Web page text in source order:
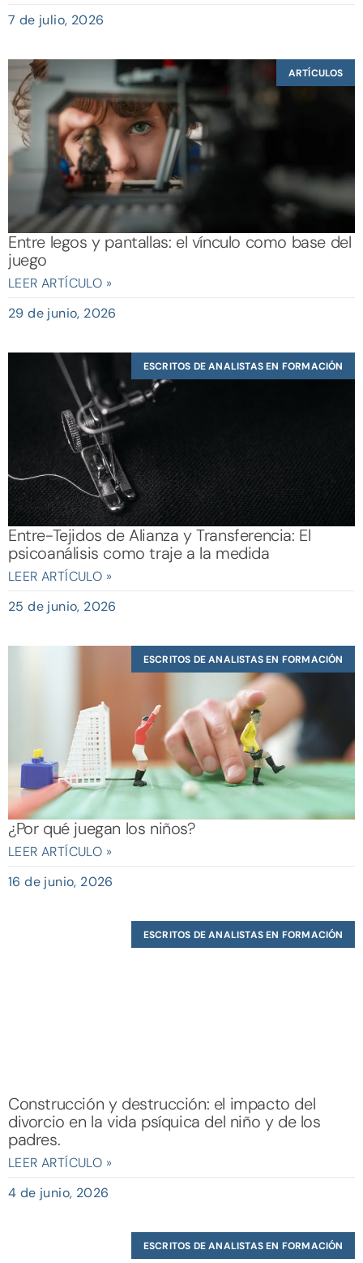
7 de julio, 2026
ARTÍCULOS
Entre legos y pantallas: el vínculo como base del
juego
LEER ARTÍCULO »
29 de junio, 2026
ESCRITOS DE ANALISTAS EN FORMACIÓN
Entre-Tejidos de Alianza y Transferencia: El
psicoanálisis como traje a la medida
LEER ARTÍCULO »
25 de junio, 2026
ESCRITOS DE ANALISTAS EN FORMACIÓN
¿Por qué juegan los niños?
LEER ARTÍCULO »
16 de junio, 2026
ESCRITOS DE ANALISTAS EN FORMACIÓN
Construcción y destrucción: el impacto del
divorcio en la vida psíquica del niño y de los
padres.
LEER ARTÍCULO »
4 de junio, 2026
ESCRITOS DE ANALISTAS EN FORMACIÓN